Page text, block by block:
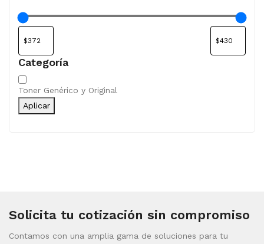
Categoría
Categoría
Toner Genérico y Original
Aplicar
Solicita tu cotización sin compromiso
Contamos con una amplia gama de soluciones para tu